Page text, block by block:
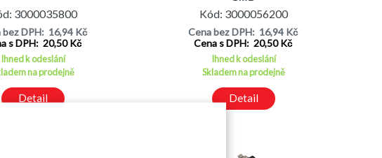
3000035800
bez DPH: 16,94 Kč
s DPH: 20,50 Kč
Ihned k odeslání
na prodejně
Detail
Kód: 3000056200
Cena bez DPH: 16,94 Kč
Cena s DPH: 20,50 Kč
Ihned k odeslání
Skladem na prodejně
Detail